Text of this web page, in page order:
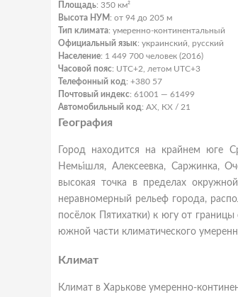
Площадь: 350 км²
Высота НУМ : от 94 до 205 м
Тип климата: умеренно-континентальный
Официальный язык: украинский, русский
Население: 1 449 700 человек (2016)
Часовой пояс: UTC+2, летом UTC+3
Телефонный код: +380 57
Почтовый индекс: 61001 — 61499
Автомобильный код: AX, КХ / 21
География
Город находится на крайнем юге
Немы́шля, Алексеевка, Саржинка,
высокая точка в пределах
неравномерный рельеф города,
посёлок Пятихатки) к югу от
южной части климатического
Климат
Климат в Харькове умеренно-